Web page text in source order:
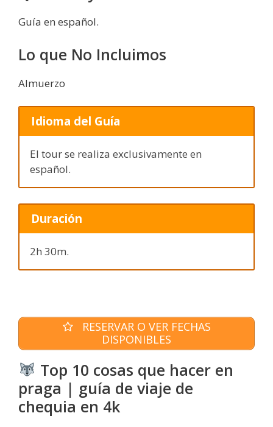
Guía en español.
Lo que No Incluimos
Almuerzo
Idioma del Guía
El tour se realiza exclusivamente en
español.
Duración
2h 30m.
RESERVAR O VER FECHAS
DISPONIBLES
Top 10 cosas que hacer en
praga | guía de viaje de
chequia en 4k